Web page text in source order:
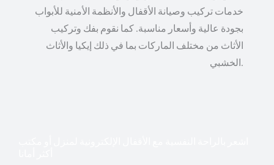
خدمات تركيب وصيانة الأقفال والأنظمة الأمنية للأبواب
بجودة عالية وأسعار مناسبة. كما نقوم بفك وتركيب
الأثاث من مختلف الماركات بما في ذلك إيكيا والأثاث
الخشبي.